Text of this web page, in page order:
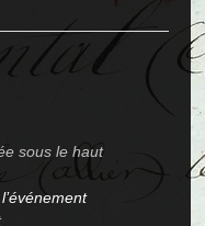
sous le haut